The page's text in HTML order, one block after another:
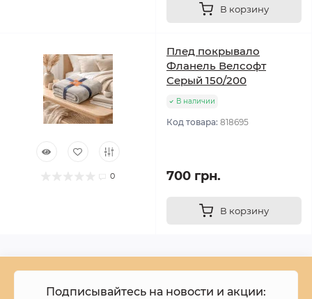
В корзину
0
Плед покрывало
Фланель Велсофт
Серый 150/200
В наличии
Код товара: 818695
700 грн.
В корзину
Подписывайтесь на новости и акции: